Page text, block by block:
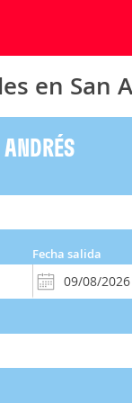
en San
Fecha salida